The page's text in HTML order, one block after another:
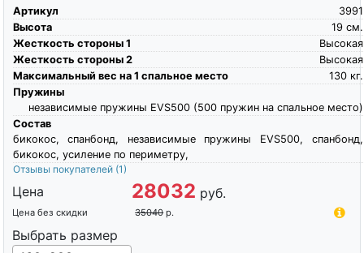
Артикул
3991
Высота
см.
19
Жесткость стороны 1
Высокая
Жесткость стороны 2
Высокая
Максимальный вес на 1 спальное место
кг.
130
Пружины
независимые пружины EVS500 (500 пружин на спальное место)
Состав
бикокос, спанбонд, независимые пружины EVS500, спанбонд,
бикокос, усиление по периметру,
Отзывы покупателей (1)
Цена 28032 руб.
Цена без скидки 35040 р.
Выбрать размер